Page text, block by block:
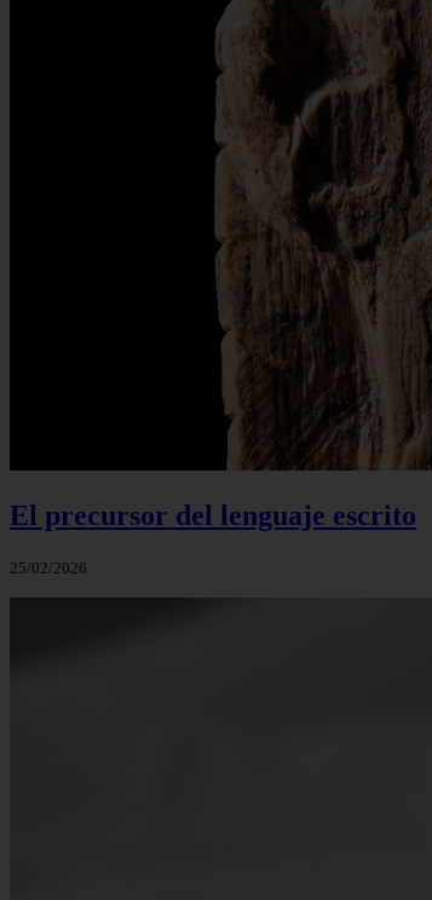
El precursor del lenguaje escrito
25/02/2026